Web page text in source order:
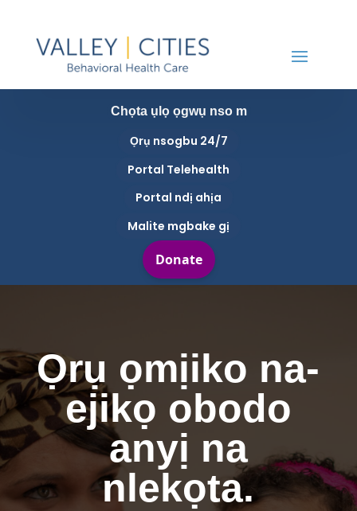
Chọta ụlọ ọgwụ nso m
Ọrụ nsogbu 24/7
Portal Telehealth
Portal ndị ahịa
Malite mgbake gị
Ọrụ ọmịiko na-
ejikọ obodo
anyị na
nlekọta.